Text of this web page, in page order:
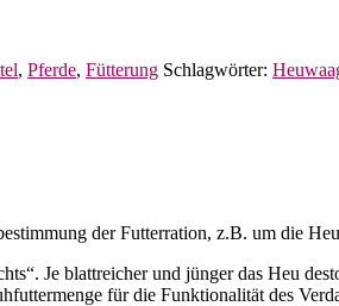
, Pferde, Fütterung Schlagwörter:
der Futterration, z.B. um die
Je blattreicher und jünger das Heu
für die Funktionalität des